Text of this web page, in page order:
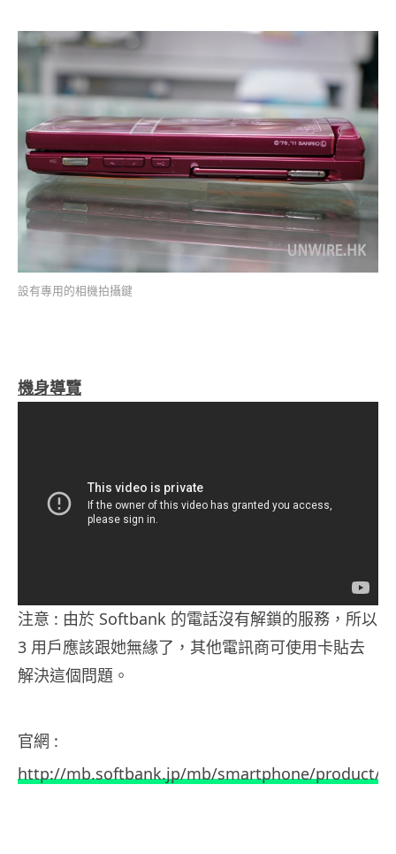
設有專用的相機拍攝鍵
機身導覽
注意 : 由於 Softbank 的電話沒有解鎖的服務，所以
3 用戶應該跟她無緣了，其他電訊商可使用卡貼去
解決這個問題。
官網 :
http://mb.softbank.jp/mb/smartphone/product/